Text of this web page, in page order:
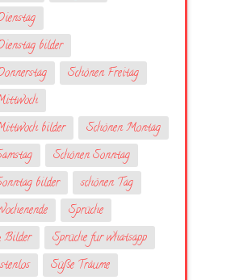
bilder
Schönen Freitag
bilder
Schönen Montag
Schönen Sonntag
bilder
schönen Tag
Sprüche
Bilder
Sprüche fur whatsapp
Süße Träume